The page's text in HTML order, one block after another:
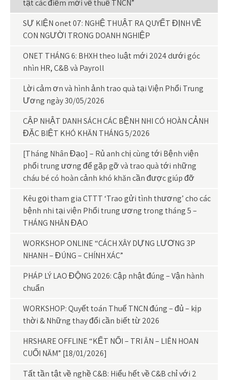
tật các điểm mới về thuế TNCN”
SỰ KIỆN onet 07: NGHỆ THUẬT RA QUYẾT ĐỊNH VỀ
CON NGƯỜI TRONG DOANH NGHIỆP
ONET THÁNG 6: BHXH theo luật mới 2024 dưới góc
nhìn HR, C&B và Payroll
Lời cảm ơn và hình ảnh trao quà tại Viện Phổi Trung
Ương ngày 30/05/2026
CẬP NHẬT DANH SÁCH CÁC BỆNH NHI CÓ HOÀN CẢNH
ĐẶC BIỆT KHÓ KHĂN THÁNG 5/2026
[Tháng Nhân Đạo] – Rủ anh chị cùng tới Bệnh viện
phổi trung ương để gặp gỡ và trao quà tới những
cháu bé có hoàn cảnh khó khăn cần được giúp đỡ
Kêu gọi tham gia CTTT ‘Trao gửi tình thương’ cho các
bệnh nhi tại viện Phổi trung ương trong tháng 5 –
THÁNG NHÂN ĐẠO
WORKSHOP ONLINE “CÁCH XÂY DỰNG LƯƠNG 3P
NHANH – ĐÚNG – CHÍNH XÁC”
PHÁP LÝ LAO ĐỘNG 2026: Cập nhật đúng – Vận hành
chuẩn
WORKSHOP: Quyết toán Thuế TNCN đúng – đủ – kịp
thời & Những thay đổi cần biết từ 2026
HRSHARE OFFLINE “KẾT NỐI – TRI ÂN – LIÊN HOAN
CUỐI NĂM” [18/01/2026]
Tất tần tật về nghề C&B: Hiểu hết về C&B chỉ với 2